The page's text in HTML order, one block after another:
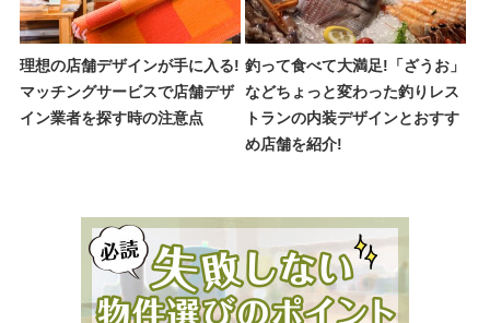
理想の店舗デザインが手に入る!
マッチングサービスで店舗デザ
イン業者を探す時の注意点
釣って食べて大満足!「ざうお」
などちょっと変わった釣りレス
トランの内装デザインとおすす
め店舗を紹介!